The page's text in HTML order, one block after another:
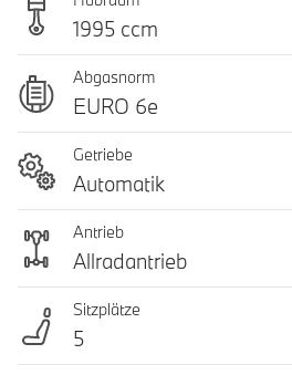
1995 ccm
Abgasnorm
EURO 6e
Getriebe
Automatik
Antrieb
Allradantrieb
Sitzplätze
5